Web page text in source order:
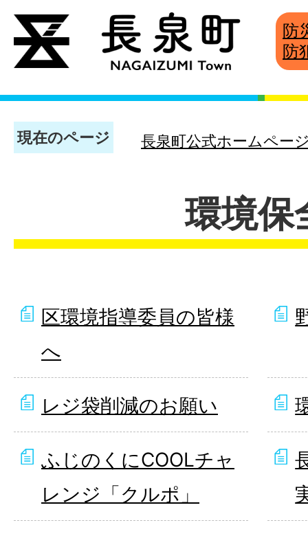
防
防
現在のページ 長泉町公式ホームペー
環境保
区環境指導委員の皆様
へ
レジ袋削減のお願い
ふじのくにCOOLチャ
レンジ「クルポ」